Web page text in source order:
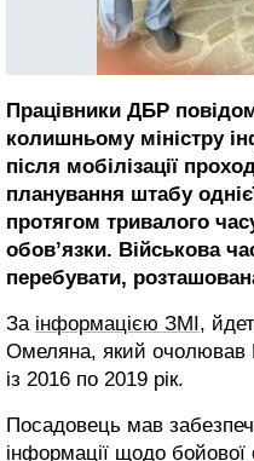
Працівники ДБР
колишньому міністру
після мобілізації
планування штабу
протягом тривалого
обов’язки. Військова
перебувати,
За інформацією ЗМІ ,
Омеляна, який очолював
із 2016 по 2019 рік.
Посадовець мав
інформації щодо бойової